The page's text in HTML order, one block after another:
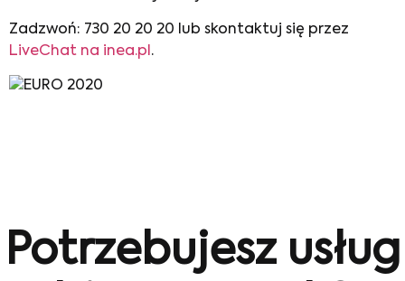
Zadzwoń: 730 20 20 20 lub skontaktuj się przez
LiveChat na inea.pl .
Potrzebujesz usług